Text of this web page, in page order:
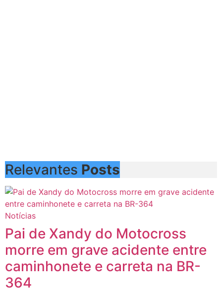
Relevantes Posts
Notícias
Pai de Xandy do Motocross
morre em grave acidente entre
caminhonete e carreta na BR-
364